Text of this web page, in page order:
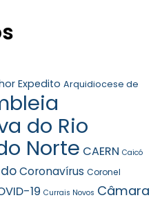
Expedito Arquidiocese de
do Rio
Norte CAERN Caicó
Coronavírus Coronel
19 Currais Novos Câmara